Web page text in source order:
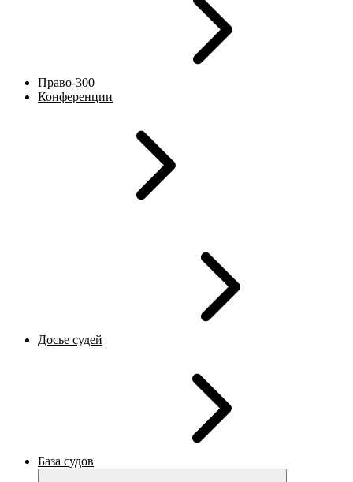
Право-300
Конференции
Досье судей
База судов